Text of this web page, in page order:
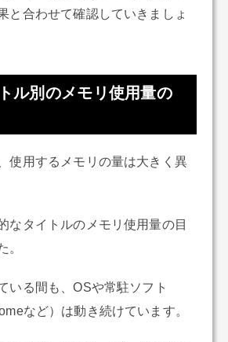
と合わせて確認していきましょ
ル別のメモリ使用量の
使用するメモリの量は大きく異
なタイトルのメモリ使用量の目
。
いる間も、OSや常駐ソフト
など）は動き続けています。